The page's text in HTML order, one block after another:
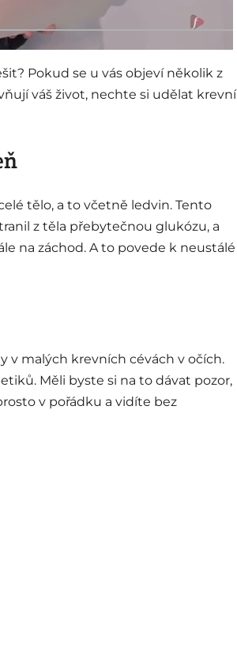
Pokud se u vás objeví několik z
váš život, nechte si udělat krevní
tělo, a to včetně ledvin. Tento
z těla přebytečnou glukózu, a
na záchod. A to povede k neustálé
v malých krevních cévách v očích.
Měli byste si na to dávat pozor,
v pořádku a vidíte bez